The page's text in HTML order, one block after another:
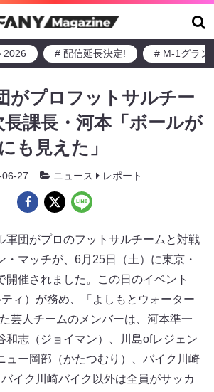
2026 # 配信延長決定! # M-1グラン
がプロフットサルチー
課長・河本「ボールが
も見えた」
27 ニュース レポート
軍団がプロのフットサルチームと対戦
・マッチが、6月25日（土）に東京・
開催されました。この日のイベント
ィ）が務め、「よしもとウォーター
芸人チームのメンバーは、河本準一
和志（ジョイマン）、川島ofレジェン
ュー岡部（かたつむり）、バイク川崎
イク川崎バイク以外は全員がサッカ